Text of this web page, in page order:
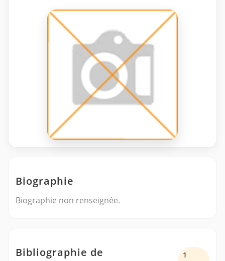
Biographie
Biographie non renseignée.
Bibliographie de
1